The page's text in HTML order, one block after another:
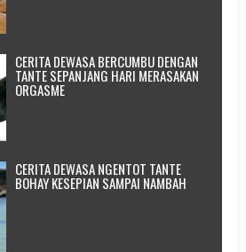
CERITA DEWASA BERCUMBU DENGAN
TANTE SEPANJANG HARI MERASAKAN
ORGASME
CERITA DEWASA NGENTOT TANTE
BOHAY KESEPIAN SAMPAI NAMBAH